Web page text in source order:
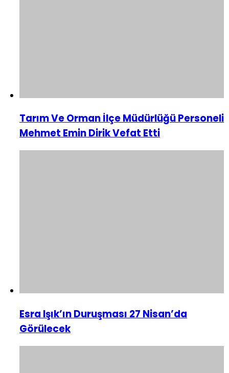
Tarım Ve Orman İlçe Müdürlüğü Personeli
Mehmet Emin Dirik Vefat Etti
Esra Işık’ın Duruşması 27 Nisan’da
Görülecek